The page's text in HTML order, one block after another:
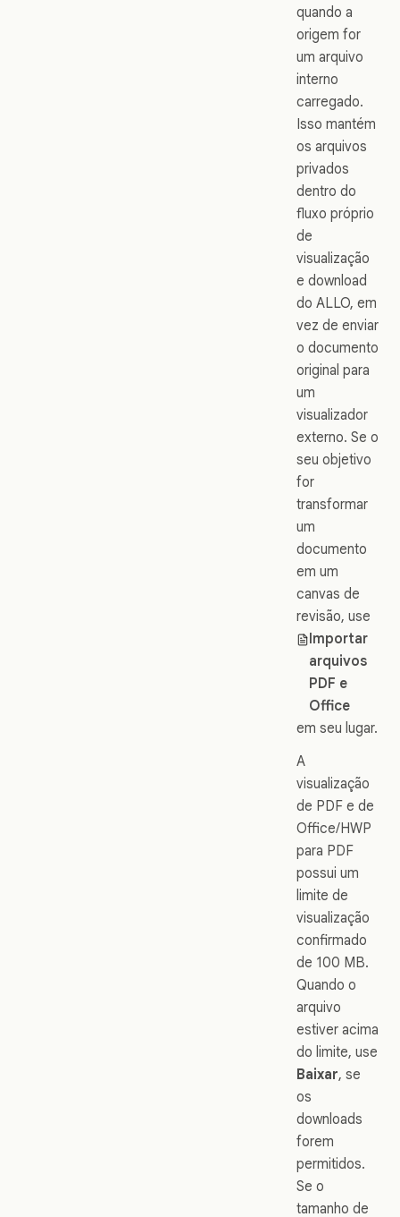
quando a
origem for
um arquivo
interno
carregado.
Isso mantém
os arquivos
privados
dentro do
fluxo próprio
de
visualização
e download
do ALLO, em
vez de enviar
o documento
original para
um
visualizador
externo. Se o
seu objetivo
for
transformar
um
documento
em um
canvas de
revisão, use
Importar
arquivos
PDF e
Office
em seu lugar.
A
visualização
de PDF e de
Office/HWP
para PDF
possui um
limite de
visualização
confirmado
de 100 MB.
Quando o
arquivo
estiver acima
do limite, use
Baixar, se
os
downloads
forem
permitidos.
Se o
tamanho de